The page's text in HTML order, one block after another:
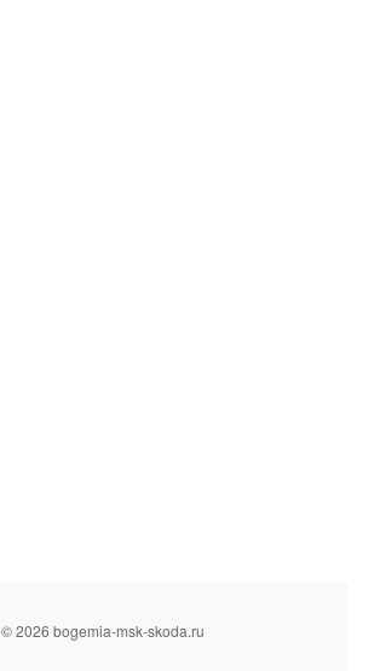
© 2026 bogemia-msk-skoda.ru